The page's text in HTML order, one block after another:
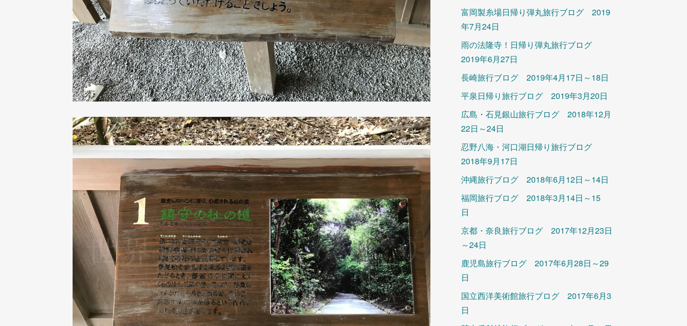
富岡製糸場日帰り弾丸旅行ブログ 2019
年7月24日
雨の法隆寺！日帰り弾丸旅行ブログ
2019年6月27日
長崎旅行ブログ 2019年4月17日～18日
平泉日帰り旅行ブログ 2019年3月20日
広島・石見銀山旅行ブログ 2018年12月
22日～24日
忍野八海・河口湖日帰り旅行ブログ
2018年9月17日
沖縄旅行ブログ 2018年6月12日～14日
福岡旅行ブログ 2018年3月14日～15
日
京都・奈良旅行ブログ 2017年12月23日
～24日
鹿児島旅行ブログ 2017年6月28日～29
日
国立西洋美術館旅行ブログ 2017年6月3
日